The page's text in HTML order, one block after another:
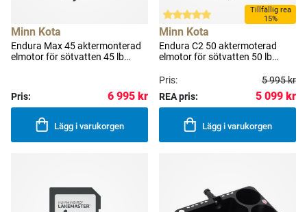
Minn Kota
Endura Max 45 aktermonterad
elmotor för sötvatten 45 lb
Pris: 6 995 kr
Lägg i varukorgen
Tillfällig rea
15%
Minn Kota
Endura C2 50 aktermoterad
elmotor för sötvatten 50 lb
Pris:
5 995 kr
REA pris:
5 099 kr
Lägg i varukorgen